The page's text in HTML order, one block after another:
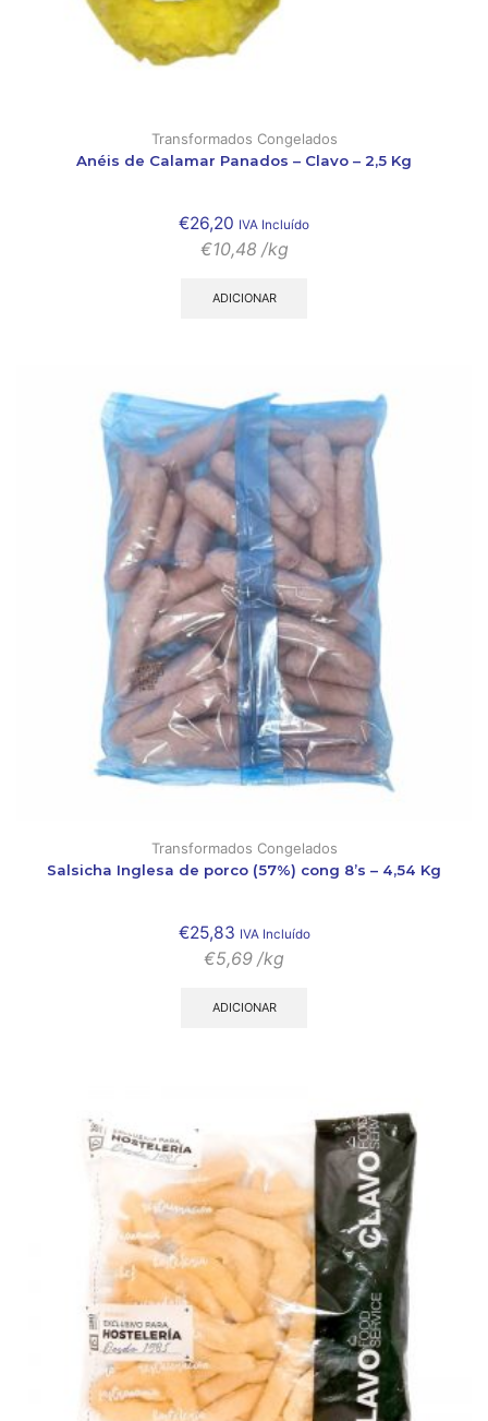
Transformados Congelados
Anéis de Calamar Panados – Clavo – 2,5 Kg
€26,20 IVA Incluído
€10,48 /kg
ADICIONAR
Transformados Congelados
Salsicha Inglesa de porco (57%) cong 8’s – 4,54 Kg
€25,83 IVA Incluído
€5,69 /kg
ADICIONAR